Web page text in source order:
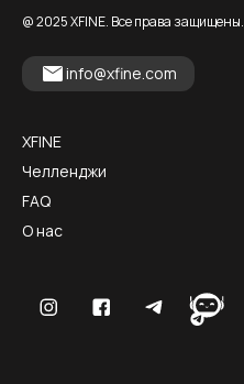
@ 2025 XFINE. Все права защищены.
info@xfine.com
XFINE
Челленджи
FAQ
О нас